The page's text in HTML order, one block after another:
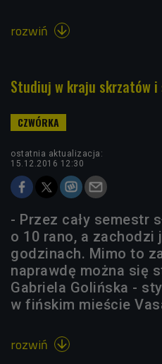
rozwiń 
Studiuj w kraju skrzatów i
ostatnia aktualizacja:
15.12.2016 12:30
- Przez cały semestr
o 10 rano, a zachodzi
godzinach. Mimo to
naprawdę można się
Gabriela Golińska -
w fińskim mieście
rozwiń 